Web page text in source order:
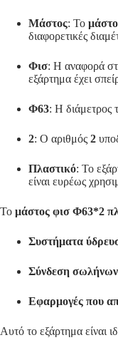
Μάστος: Το
διαφορετικές
Φισ: Η αναφορά
εξάρτημα έχει
Φ63: Η διάμετρος
2: Ο αριθμός 2
Πλαστικό: Το
είναι ευρέως
Το μάστος φισ Φ63*2
Συστήματα
Σύνδεση σωλήνων
Εφαρμογές που
Αυτό το εξάρτημα είναι